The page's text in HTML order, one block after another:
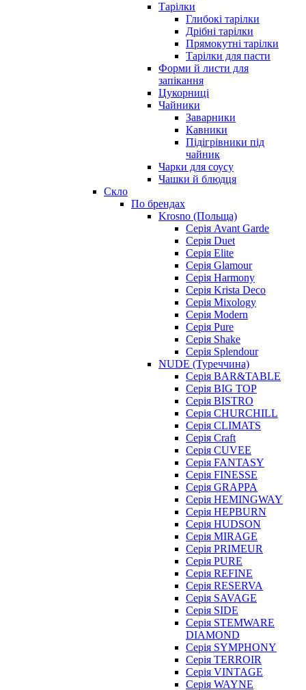
Тарілки
Глибокі тарілки
Дрібні тарілки
Прямокутні тарілки
Тарілки для пасти
Форми й листи для
запікання
Цукорниці
Чайники
Заварники
Кавники
Підігрівники під
чайник
Чарки для соусу
Чашки й блюдця
Скло
По брендах
Krosno (Польща)
Серія Avant Garde
Серія Duet
Серія Elite
Серія Glamour
Серія Harmony
Серія Krista Deco
Серія Mixology
Серія Modern
Серія Pure
Серія Shake
Серія Splendour
NUDE (Туреччина)
Серія BAR&TABLE
Серія BIG TOP
Серія BISTRO
Серія CHURCHILL
Серія CLIMATS
Серія Craft
Серія CUVEE
Серія FANTASY
Серія FINESSE
Серія GRAPPA
Серія HEMINGWAY
Серія HEPBURN
Серія HUDSON
Серія MIRAGE
Серія PRIMEUR
Серія PURE
Серія REFINE
Серія RESERVA
Серія SAVAGE
Серія SIDE
Серія STEMWARE
DIAMOND
Серія SYMPHONY
Серія TERROIR
Серія VINTAGE
Серія WAYNE